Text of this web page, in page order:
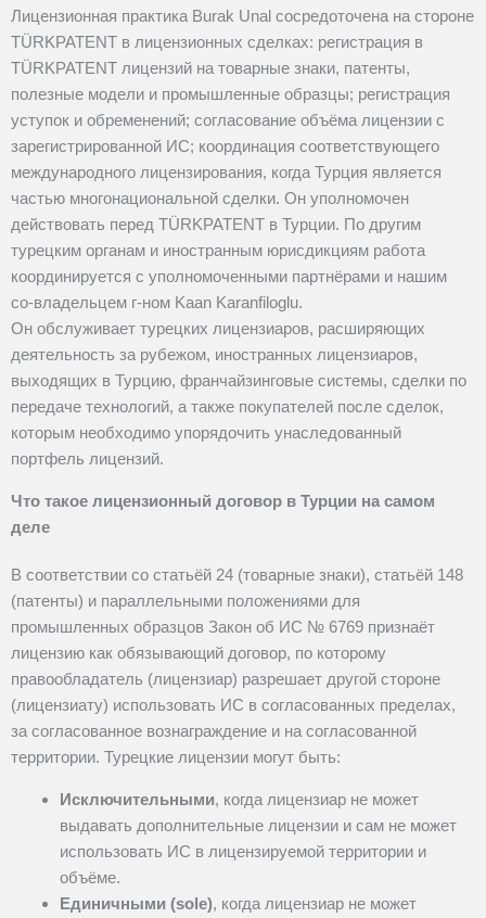
Лицензионная практика Burak Unal сосредоточена на стороне
TÜRKPATENT в лицензионных сделках: регистрация в
TÜRKPATENT лицензий на товарные знаки, патенты,
полезные модели и промышленные образцы; регистрация
уступок и обременений; согласование объёма лицензии с
зарегистрированной ИС; координация соответствующего
международного лицензирования, когда Турция является
частью многонациональной сделки. Он уполномочен
действовать перед TÜRKPATENT в Турции. По другим
турецким органам и иностранным юрисдикциям работа
координируется с уполномоченными партнёрами и нашим
со‑владельцем г‑ном Kaan Karanfiloglu.
Он обслуживает турецких лицензиаров, расширяющих
деятельность за рубежом, иностранных лицензиаров,
выходящих в Турцию, франчайзинговые системы, сделки по
передаче технологий, а также покупателей после сделок,
которым необходимо упорядочить унаследованный
портфель лицензий.
Что такое лицензионный договор в Турции на самом
деле
В соответствии со статьёй 24 (товарные знаки), статьёй 148
(патенты) и параллельными положениями для
промышленных образцов Закон об ИС № 6769 признаёт
лицензию как обязывающий договор, по которому
правообладатель (лицензиар) разрешает другой стороне
(лицензиату) использовать ИС в согласованных пределах,
за согласованное вознаграждение и на согласованной
территории. Турецкие лицензии могут быть:
Исключительными, когда лицензиар не может
выдавать дополнительные лицензии и сам не может
использовать ИС в лицензируемой территории и
объёме.
Единичными (sole), когда лицензиар не может